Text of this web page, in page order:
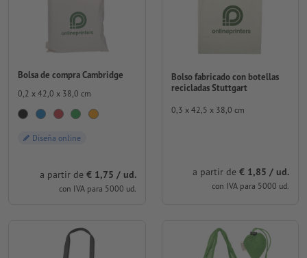
Bolsa de compra Cambridge
0,2 x 42,0 x 38,0 cm
Diseña online
a partir de € 1,75 / ud.
con IVA para 5000 ud.
Bolso fabricado con botellas
recicladas Stuttgart
0,3 x 42,5 x 38,0 cm
a partir de € 1,85 / ud.
con IVA para 5000 ud.